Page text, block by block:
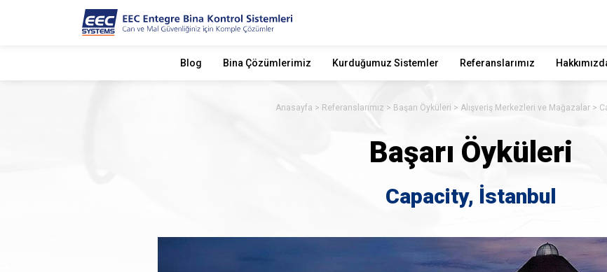
Blog Bina Çözümlerimiz Kurduğumuz Sistemler Referanslarımız
Anasayfa Referanslarımız Başarı Öyküleri Alışveriş Merkezleri ve Mağazalar
Başarı Öyküleri
Capacity, İstanbul